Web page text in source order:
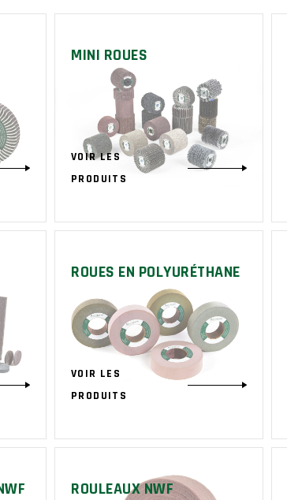
MINI ROUES
VOIR LES
PRODUITS
ROUES EN POLYURÉTHANE
VOIR LES
PRODUITS
ROULEAUX NWF